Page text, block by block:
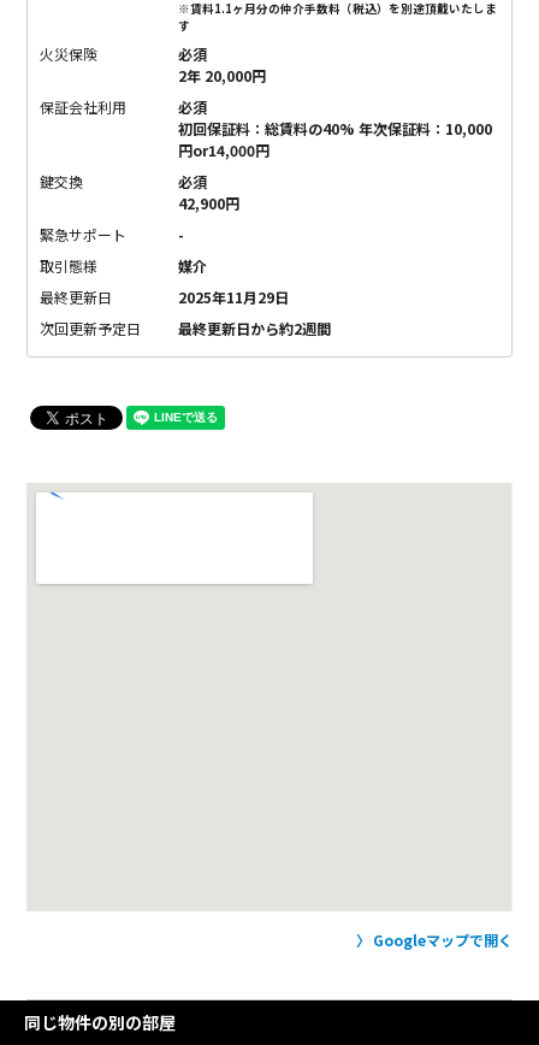
※賃料1.1ヶ月分の仲介手数料（税込）を別途頂戴いたしま
す
火災保険
必須
2年 20,000円
保証会社利用
必須
初回保証料：総賃料の40% 年次保証料：10,000
円or14,000円
鍵交換
必須
42,900円
緊急サポート
-
取引態様
媒介
最終更新日
2025年11月29日
次回更新予定日
最終更新日から約2週間
Googleマップで開く
同じ物件の別の部屋